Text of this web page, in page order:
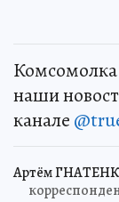
наши
канале
Артём